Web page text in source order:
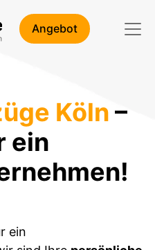
Angebot
Köln –
ein
ein